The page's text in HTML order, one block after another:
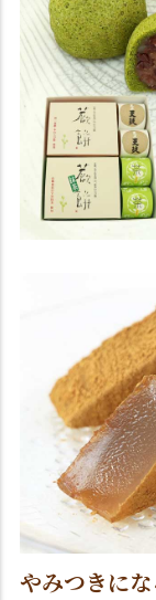
やみつきに